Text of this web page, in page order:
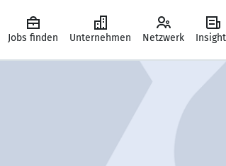
Jobs finden Unternehmen Netzwerk